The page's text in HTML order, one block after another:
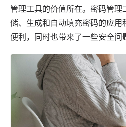
管理工具的价值所在。密码管
储、生成和自动填充密码的应用
便利，同时也带来了一些安全问